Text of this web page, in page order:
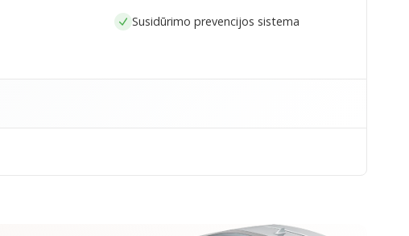
Susidūrimo prevencijos sistema